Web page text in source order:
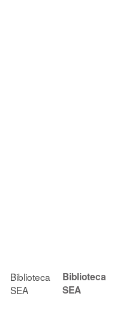
Biblioteca
SEA
Biblioteca
SEA